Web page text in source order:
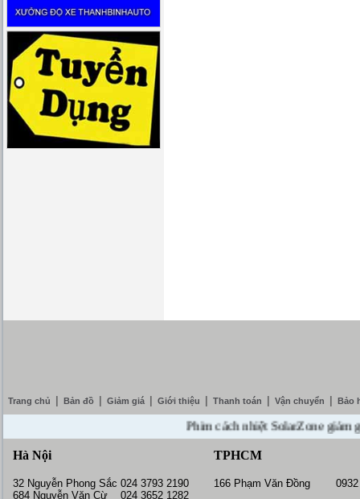
Trang chủ Bản đồ Giảm giá Giới thiệu Thanh toán Vận chuyển Bảo
Phim cách nhiệt SolarZone giảm
Hà Nội
32 Nguyễn Phong Sắc 024 3793 2190
684 Nguyễn Văn Cừ 024 3652 1282
TPHCM
166 Phạm Văn Đồng 0932